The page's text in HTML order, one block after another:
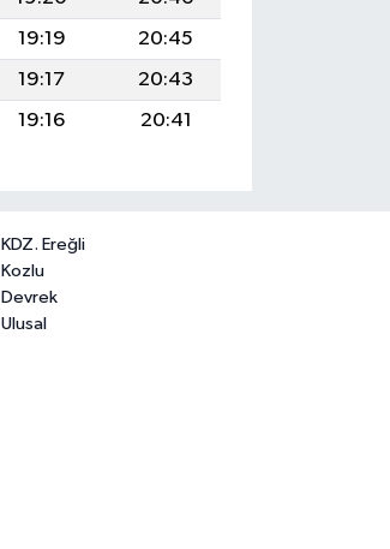
19:19
20:45
19:17
20:43
19:16 20:41
KDZ. Ereğli
Kozlu
Devrek
Ulusal